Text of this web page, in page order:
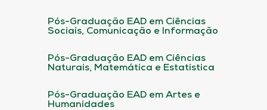
Pós-Graduação EAD em Ciências
Sociais, Comunicação e Informação
Pós-Graduação EAD em Ciências
Naturais, Matemática e Estatística
Pós-Graduação EAD em Artes e
Humanidades